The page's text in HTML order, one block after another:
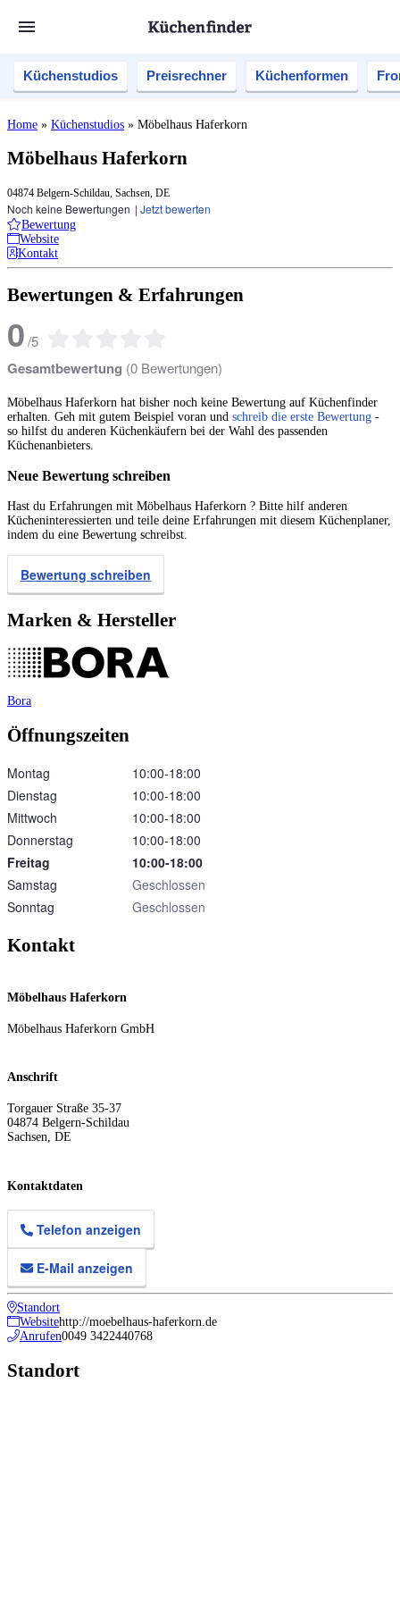
Küchenstudios Preisrechner Küchenformen
Home » Küchenstudios » Möbelhaus Haferkorn
Möbelhaus Haferkorn
04874 Belgern-Schildau, Sachsen, DE
Noch keine Bewertungen | Jetzt bewerten
Bewertung
Website
Kontakt
Bewertungen & Erfahrungen
0/5
Gesamtbewertung (0 Bewertungen)
Möbelhaus Haferkorn hat bisher noch keine Bewertung auf Küchenfinder
erhalten. Geh mit gutem Beispiel voran und schreib die erste Bewertung -
so hilfst du anderen Küchenkäufern bei der Wahl des passenden
Küchenanbieters.
Neue Bewertung schreiben
Hast du Erfahrungen mit Möbelhaus Haferkorn ? Bitte hilf anderen
Kücheninteressierten und teile deine Erfahrungen mit diesem Küchenplaner,
indem du eine Bewertung schreibst.
Bewertung schreiben
Marken & Hersteller
Bora
Öffnungszeiten
Montag
10:00‑18:00
Dienstag
10:00‑18:00
Mittwoch
10:00‑18:00
Donnerstag
10:00‑18:00
Freitag
10:00‑18:00
Samstag
Geschlossen
Sonntag
Geschlossen
Kontakt
Möbelhaus Haferkorn
Möbelhaus Haferkorn GmbH
Anschrift
Torgauer Straße 35-37
04874 Belgern-Schildau
Sachsen DE
Kontaktdaten
Telefon anzeigen
E-Mail anzeigen
Standort
Websitehttp://moebelhaus-haferkorn.de
Anrufen0049 3422440768
Standort